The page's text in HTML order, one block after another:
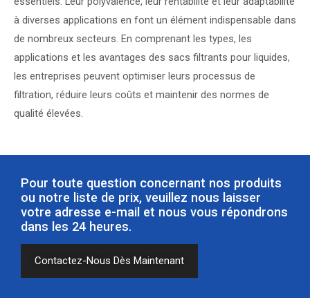
à diverses applications en font un élément indispensable dans
de nombreux secteurs. En comprenant les types, les
applications et les avantages des sacs filtrants pour liquides,
les entreprises peuvent optimiser leurs processus de
filtration, réduire leurs coûts et maintenir des normes de
qualité élevées.
Pour toute question concernant nos produits
ou notre liste de prix, veuillez nous laisser
votre adresse e-mail et nous vous répondrons
dans les 24 heures.
Contactez-Nous Dès Maintenant